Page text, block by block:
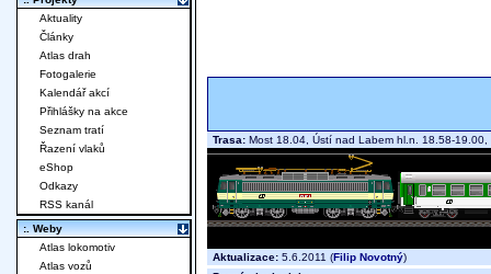
Trasa: Most 18.04, Ústí nad Labem hl.n. 18.58-
Aktualizace: 5.6.2011 (Filip Novotný)
Aktuality
Články
Atlas drah
Fotogalerie
Kalendář akcí
Přihlášky na akce
Seznam tratí
Řazení vlaků
eShop
Odkazy
RSS kanál
:. Weby
Atlas lokomotiv
Atlas vozů